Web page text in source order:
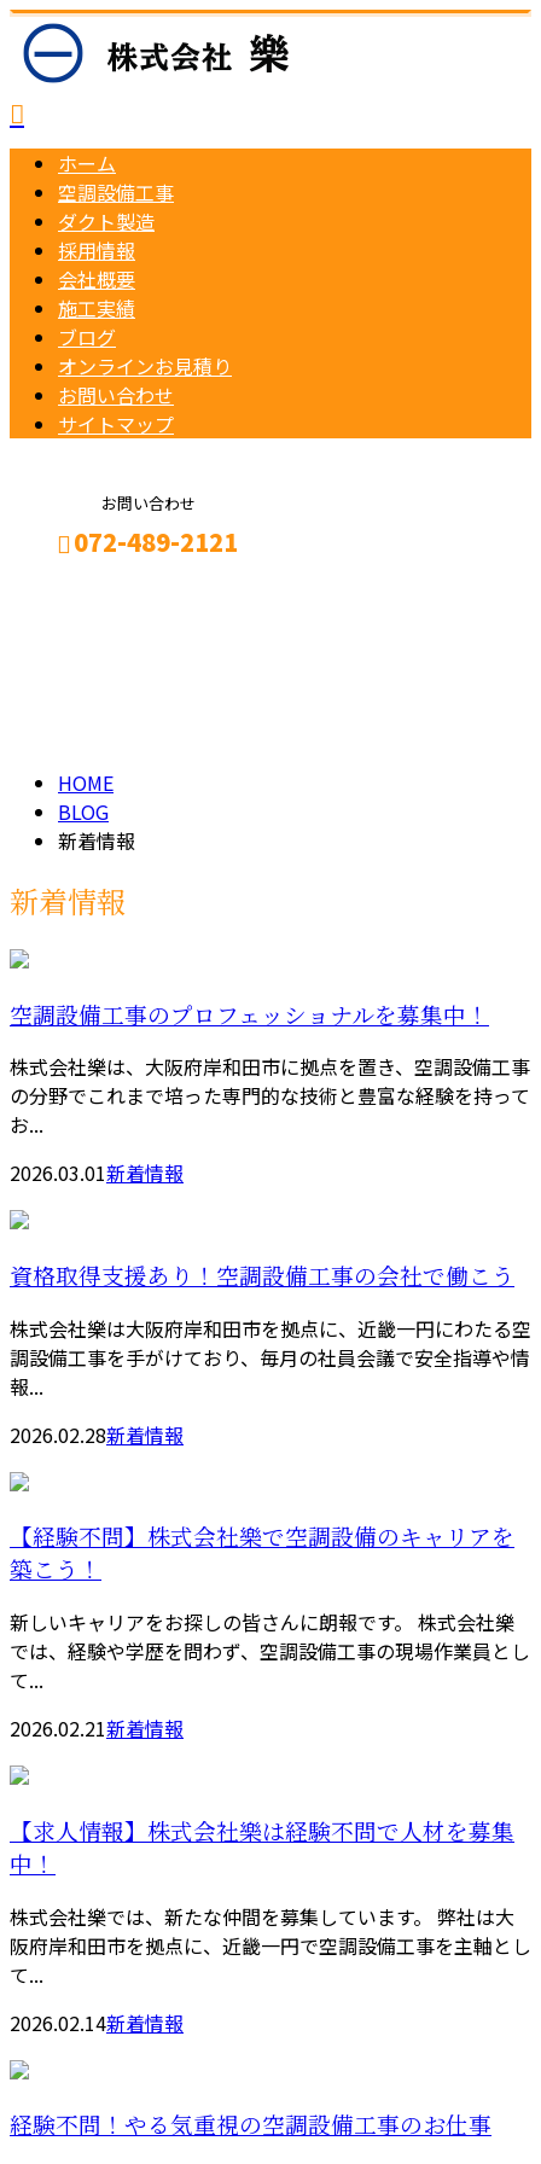
ホーム
空調設備工事
ダクト製造
採用情報
会社概要
施工実績
ブログ
オンラインお見積り
お問い合わせ
サイトマップ
お問い合わせ
072-489-2121
HOME
BLOG
新着情報
新着情報
空調設備工事のプロフェッショナルを募集中！
株式会社樂は、大阪府岸和田市に拠点を置き、空調設備工事
の分野でこれまで培った専門的な技術と豊富な経験を持って
お...
2026.03.01新着情報
資格取得支援あり！空調設備工事の会社で働こう
株式会社樂は大阪府岸和田市を拠点に、近畿一円にわたる空
調設備工事を手がけており、毎月の社員会議で安全指導や情
報...
2026.02.28新着情報
【経験不問】株式会社樂で空調設備のキャリアを
築こう！
新しいキャリアをお探しの皆さんに朗報です。 株式会社樂
では、経験や学歴を問わず、空調設備工事の現場作業員とし
て...
2026.02.21新着情報
【求人情報】株式会社樂は経験不問で人材を募集
中！
株式会社樂では、新たな仲間を募集しています。 弊社は大
阪府岸和田市を拠点に、近畿一円で空調設備工事を主軸とし
て...
2026.02.14新着情報
経験不問！やる気重視の空調設備工事のお仕事